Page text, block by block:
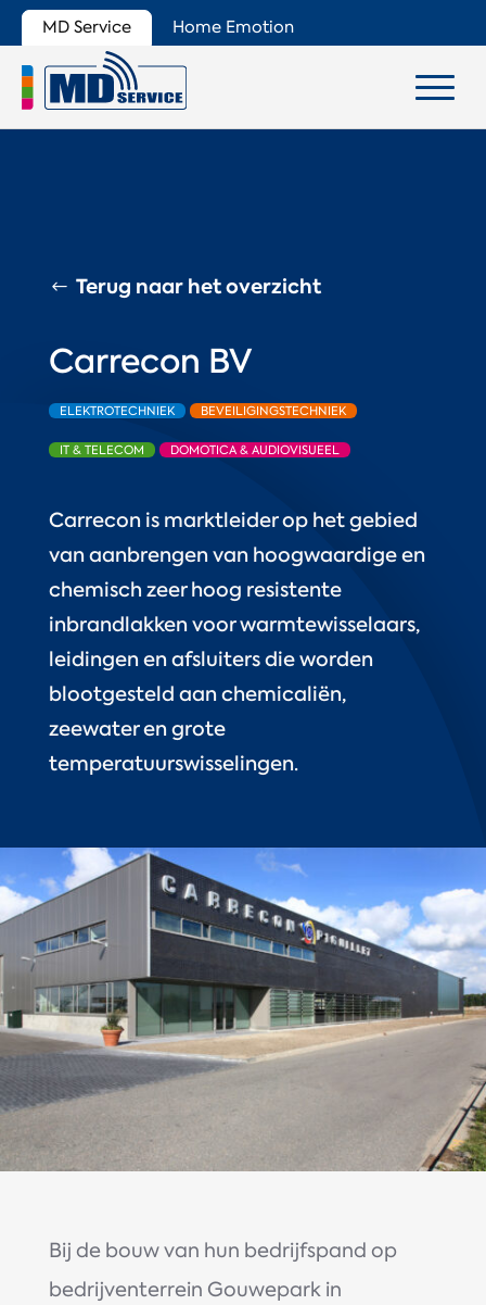
MD Service Home Emotion
Terug naar het overzicht
Carrecon BV
ELEKTROTECHNIEK BEVEILIGINGSTECHNIEK
IT & TELECOM DOMOTICA & AUDIOVISUEEL
Carrecon is marktleider op het gebied
van aanbrengen van hoogwaardige en
chemisch zeer hoog resistente
inbrandlakken voor warmtewisselaars,
leidingen en afsluiters die worden
blootgesteld aan chemicaliën,
zeewater en grote
temperatuurswisselingen.
Bij de bouw van hun bedrijfspand op
bedrijventerrein Gouwepark in